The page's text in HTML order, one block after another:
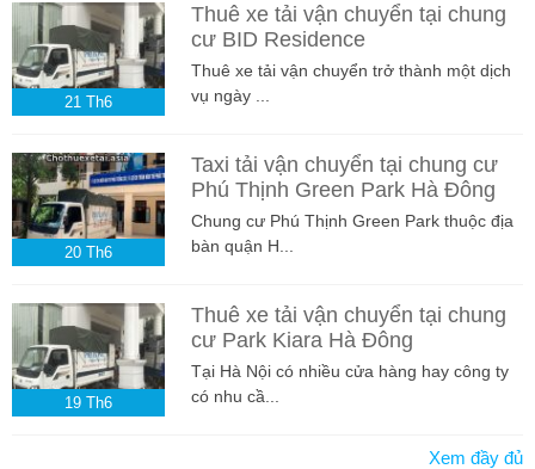
21 Th6
Thuê xe tải vận chuyển tại chung
cư BID Residence
Thuê xe tải vận chuyển trở thành một dịch
vụ ngày ...
20 Th6
Taxi tải vận chuyển tại chung cư
Phú Thịnh Green Park Hà Đông
Chung cư Phú Thịnh Green Park thuộc địa
bàn quận H...
19 Th6
Thuê xe tải vận chuyển tại chung
cư Park Kiara Hà Đông
Tại Hà Nội có nhiều cửa hàng hay công ty
có nhu cầ...
Xem đầy đủ